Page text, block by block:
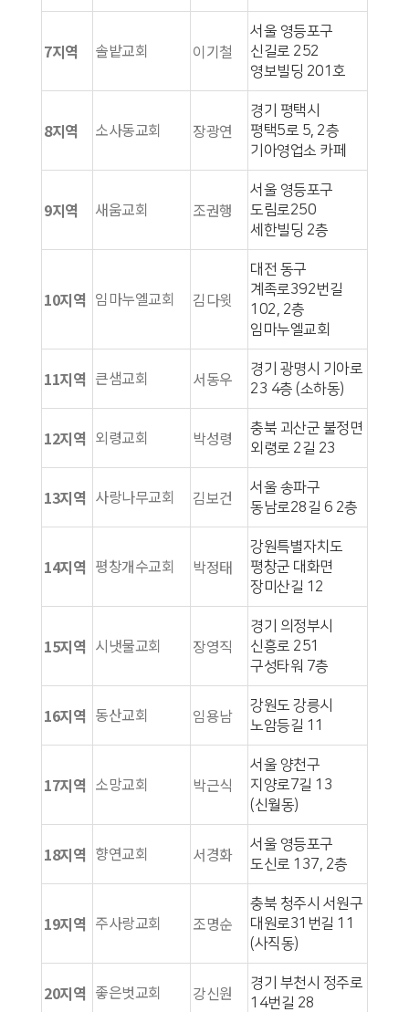
7지역 솔밭교회 이기철
서울 영등포구
신길로 252
영보빌딩 201호
8지역 소사동교회 장광연
경기 평택시
평택5로 5, 2층
기아영업소 카페
9지역 새움교회 조권행
서울 영등포구
도림로250
세한빌딩 2층
10지역 임마누엘교회 김다윗
대전 동구
계족로392번길
102, 2층
임마누엘교회
11지역 큰샘교회 서동우
경기 광명시 기아로
23 4층 (소하동)
12지역 외령교회 박성령
충북 괴산군 불정면
외령로 2길 23
13지역 사랑나무교회 김보건
서울 송파구
동남로28길 6 2층
14지역 평창개수교회 박정태
강원특별자치도
평창군 대화면
장미산길 12
15지역 시냇물교회 장영직
경기 의정부시
신흥로 251
구성타워 7층
16지역 동산교회 임용남
강원도 강릉시
노암등길 11
17지역 소망교회 박근식
서울 양천구
지양로7길 13
(신월동)
18지역 향연교회 서경화
서울 영등포구
도신로 137, 2층
19지역 주사랑교회 조명순
충북 청주시 서원구
대원로31번길 11
(사직동)
20지역 좋은벗교회 강신원
경기 부천시 정주로
14번길 28